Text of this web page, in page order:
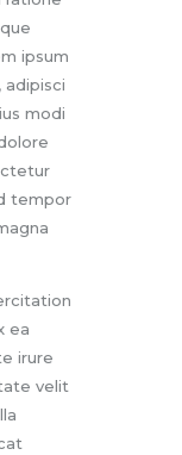
ipsum
modi
tempor
ea
irure
velit